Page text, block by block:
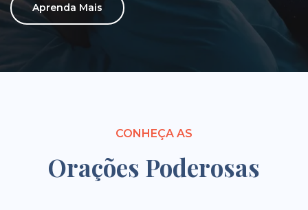
Aprenda Mais
CONHEÇA AS
Orações Poderosas